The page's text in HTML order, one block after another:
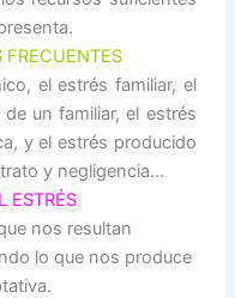
FRECUENTES
el estrés familiar, el
un familiar, el estrés
y el estrés producido
y negligencia…
ESTRÉS
nos resultan
lo que nos produce